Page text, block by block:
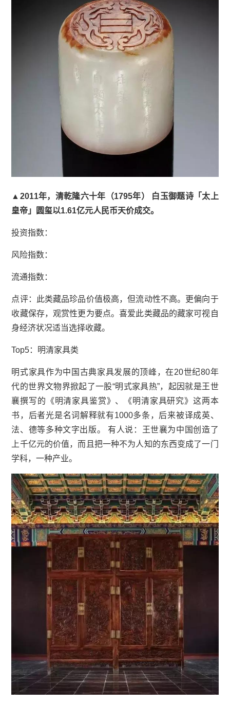
▲2011年，清乾隆六十年（1795年） 白玉御题诗「太上
皇帝」圆玺以1.61亿元人民币天价成交。
投资指数：
风险指数：
流通指数：
点评：此类藏品珍品价值极高，但流动性不高。更偏向于
收藏保存，观赏性更为要点。喜爱此类藏品的藏家可视自
身经济状况适当选择收藏。
Top5：明清家具类
明式家具作为中国古典家具发展的顶峰，在20世纪80年
代的世界文物界掀起了一股“明式家具热”，起因就是王世
襄撰写的《明清家具鉴赏》、《明清家具研究》这两本
书，后者光是名词解释就有1000多条，后来被译成英、
法、德等多种文字出版。 有人说：王世襄为中国创造了
上千亿元的价值，而且把一种不为人知的东西变成了一门
学科，一种产业。